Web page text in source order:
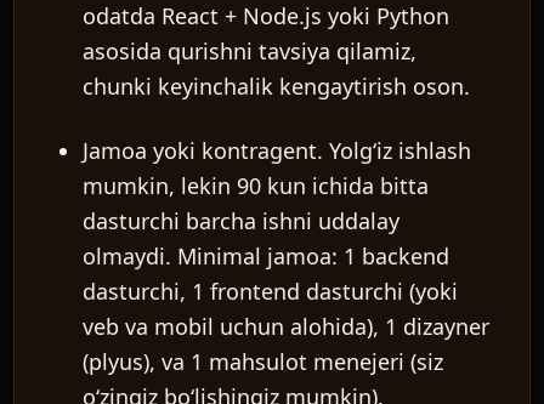
odatda React + Node.js yoki Python
asosida qurishni tavsiya qilamiz,
chunki keyinchalik kengaytirish oson.
Jamoa yoki kontragent. Yolg‘iz ishlash
mumkin, lekin 90 kun ichida bitta
dasturchi barcha ishni uddalay
olmaydi. Minimal jamoa: 1 backend
dasturchi, 1 frontend dasturchi (yoki
veb va mobil uchun alohida), 1 dizayner
(plyus), va 1 mahsulot menejeri (siz
o‘zingiz bo‘lishingiz mumkin).